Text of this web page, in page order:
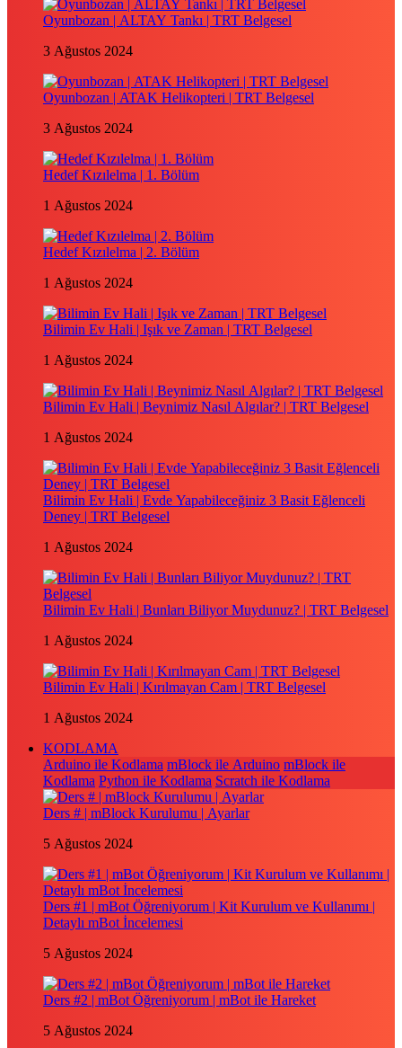
Oyunbozan | ALTAY Tankı | TRT Belgesel
3 Ağustos 2024
Oyunbozan | ATAK Helikopteri | TRT Belgesel
3 Ağustos 2024
Hedef Kızılelma | 1. Bölüm
1 Ağustos 2024
Hedef Kızılelma | 2. Bölüm
1 Ağustos 2024
Bilimin Ev Hali | Işık ve Zaman | TRT Belgesel
1 Ağustos 2024
Bilimin Ev Hali | Beynimiz Nasıl Algılar? | TRT Belgesel
1 Ağustos 2024
Bilimin Ev Hali | Evde Yapabileceğiniz 3 Basit Eğlenceli
Deney | TRT Belgesel
1 Ağustos 2024
Bilimin Ev Hali | Bunları Biliyor Muydunuz? | TRT Belgesel
1 Ağustos 2024
Bilimin Ev Hali | Kırılmayan Cam | TRT Belgesel
1 Ağustos 2024
KODLAMA
Arduino ile Kodlama mBlock ile Arduino mBlock ile
Kodlama Python ile Kodlama Scratch ile Kodlama
Ders # | mBlock Kurulumu | Ayarlar
5 Ağustos 2024
Ders #1 | mBot Öğreniyorum | Kit Kurulum ve Kullanımı |
Detaylı mBot İncelemesi
5 Ağustos 2024
Ders #2 | mBot Öğreniyorum | mBot ile Hareket
5 Ağustos 2024